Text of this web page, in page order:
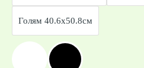
Голям 40.6x50.8см